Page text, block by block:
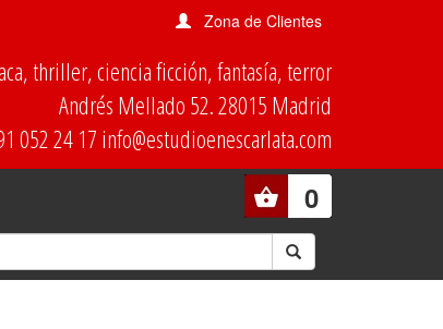
Zona de Clientes
thriller, ciencia ficción, fantasía, terror
Andrés Mellado 52. 28015 Madrid
052 24 17 info@estudioenescarlata.com
0